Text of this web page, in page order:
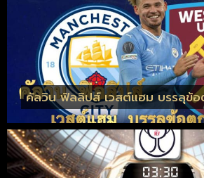
คัลวิน ฟิลลิปส์ เวสต์แฮม บรรลุข้